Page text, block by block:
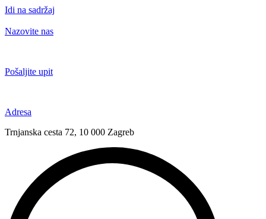
Idi na sadržaj
Nazovite nas
Pošaljite upit
Adresa
Trnjanska cesta 72, 10 000 Zagreb